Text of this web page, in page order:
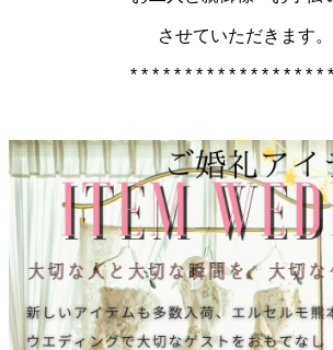
させていただきます。
* * * * * * * * * * * * * * * * * *